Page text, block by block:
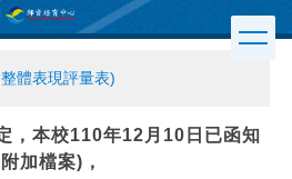
體表現評量表)
，本校110年12月10日已函知
加檔案)，